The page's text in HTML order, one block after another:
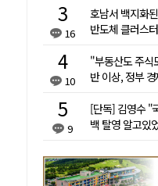
16
호남서 백지화
반도체 클러스
10
"부동산도 주
반 이상, 정부
9
[단독] 김영수 "
백 탈영 알고있